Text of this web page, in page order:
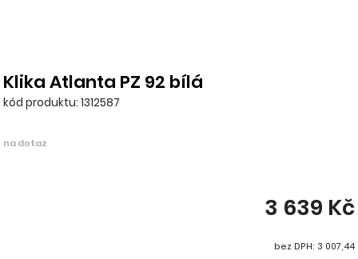
Klika Atlanta PZ 92 bílá
kód produktu: 1312587
na dotaz
3 639 Kč
bez DPH: 3 007,44